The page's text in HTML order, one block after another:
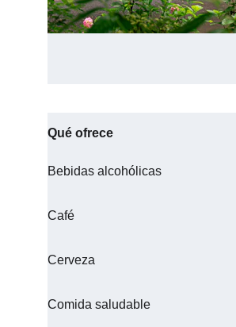
Qué ofrece
Bebidas alcohólicas
Café
Cerveza
Comida saludable